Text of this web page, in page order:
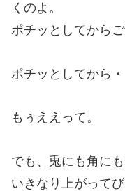
くのよ。
ポチッとしてからご
ポチッとしてから・
もぅええって。
でも、兎にも角に
いきなり上がって